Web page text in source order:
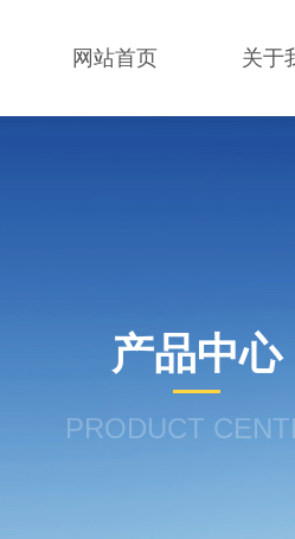
网站首页 关于
产品中心
PRODUCT